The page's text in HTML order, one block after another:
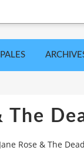
The
Jane Rose & The